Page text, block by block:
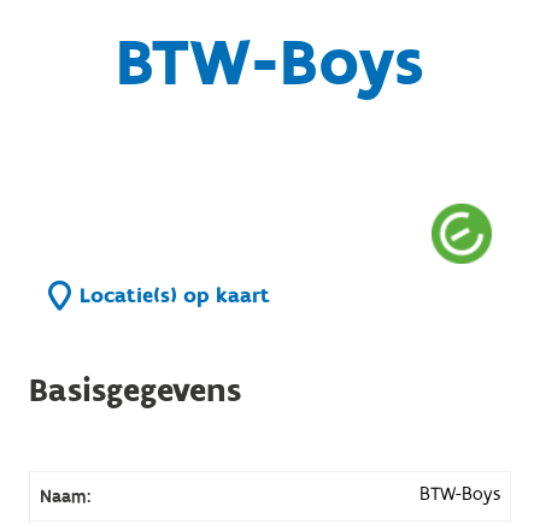
BTW-Boys
Locatie(s) op kaart
Basisgegevens
Naam: BTW-Boys